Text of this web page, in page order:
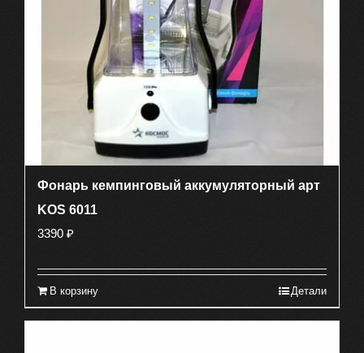
Фонарь кемпинговый аккумуляторный арт
KOS 6011
3390 ₽
В корзину Детали